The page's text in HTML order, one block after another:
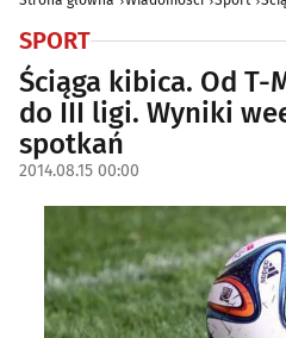
SPORT
Ściąga kibica. Od
do III ligi. Wyniki
spotkań
2014.08.15 00:00